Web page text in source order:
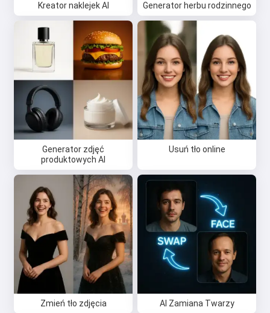
Kreator naklejek AI Generator herbu rodzinnego
Generator zdjęć
produktowych AI
Usuń tło online
Zmień tło zdjęcia AI Zamiana Twarzy
Cześć 👋
Mogę tworzyć piosenki, pisać
wiersze i gratulacje 🥰
Wypróbuj za darmo
Akceptuję:Warunki korzystania z usługi
,
Polityka prywatności
Polityka zwrotów